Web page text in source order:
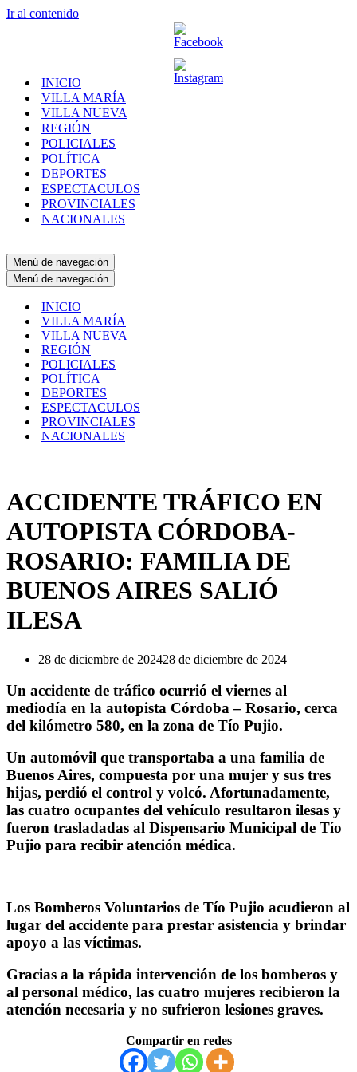
Ir al contenido
INICIO
VILLA MARÍA
VILLA NUEVA
REGIÓN
POLICIALES
POLÍTICA
DEPORTES
ESPECTACULOS
PROVINCIALES
NACIONALES
Menú de navegación
Menú de navegación
INICIO
VILLA MARÍA
VILLA NUEVA
REGIÓN
POLICIALES
POLÍTICA
DEPORTES
ESPECTACULOS
PROVINCIALES
NACIONALES
ACCIDENTE TRÁFICO EN
AUTOPISTA CÓRDOBA-
ROSARIO: FAMILIA DE
BUENOS AIRES SALIÓ
ILESA
28 de diciembre de 202428 de diciembre de 2024
Un accidente de tráfico ocurrió el viernes al
mediodía en la autopista Córdoba – Rosario, cerca
del kilómetro 580, en la zona de Tío Pujio.
Un automóvil que transportaba a una familia de
Buenos Aires, compuesta por una mujer y sus tres
hijas, perdió el control y volcó. Afortunadamente,
las cuatro ocupantes del vehículo resultaron ilesas y
fueron trasladadas al Dispensario Municipal de Tío
Pujio para recibir atención médica.
Los Bomberos Voluntarios de Tío Pujio acudieron al
lugar del accidente para prestar asistencia y brindar
apoyo a las víctimas.
Gracias a la rápida intervención de los bomberos y
al personal médico, las cuatro mujeres recibieron la
atención necesaria y no sufrieron lesiones graves.
Compartir en redes